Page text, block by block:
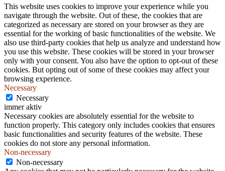
This website uses cookies to improve your experience while you
navigate through the website. Out of these, the cookies that are
categorized as necessary are stored on your browser as they are
essential for the working of basic functionalities of the website. We
also use third-party cookies that help us analyze and understand how
you use this website. These cookies will be stored in your browser
only with your consent. You also have the option to opt-out of these
cookies. But opting out of some of these cookies may affect your
browsing experience.
Necessary
Necessary
immer aktiv
Necessary cookies are absolutely essential for the website to
function properly. This category only includes cookies that ensures
basic functionalities and security features of the website. These
cookies do not store any personal information.
Non-necessary
Non-necessary